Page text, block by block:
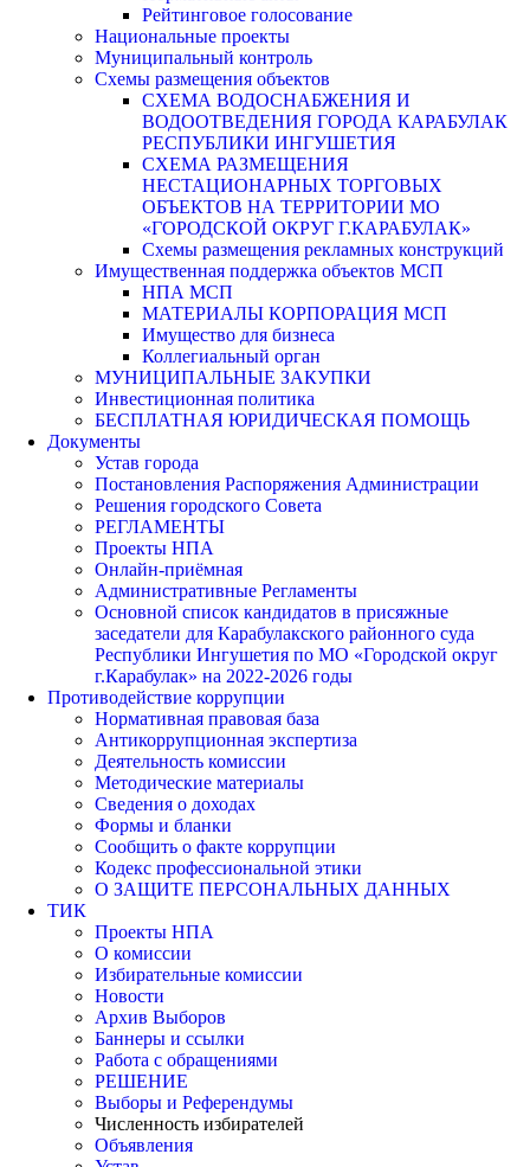
Рейтинговое голосование
Национальные проекты
Муниципальный контроль
Схемы размещения объектов
СХЕМА ВОДОСНАБЖЕНИЯ И
ВОДООТВЕДЕНИЯ ГОРОДА КАРАБУЛАК
РЕСПУБЛИКИ ИНГУШЕТИЯ
СХЕМА РАЗМЕЩЕНИЯ
НЕСТАЦИОНАРНЫХ ТОРГОВЫХ
ОБЪЕКТОВ НА ТЕРРИТОРИИ МО
«ГОРОДСКОЙ ОКРУГ Г.КАРАБУЛАК»
Схемы размещения рекламных конструкций
Имущественная поддержка объектов МСП
НПА МСП
МАТЕРИАЛЫ КОРПОРАЦИЯ МСП
Имущество для бизнеса
Коллегиальный орган
МУНИЦИПАЛЬНЫЕ ЗАКУПКИ
Инвестиционная политика
БЕСПЛАТНАЯ ЮРИДИЧЕСКАЯ ПОМОЩЬ
Документы
Устав города
Постановления Распоряжения Администрации
Решения городского Совета
РЕГЛАМЕНТЫ
Проекты НПА
Онлайн-приёмная
Административные Регламенты
Основной список кандидатов в присяжные
заседатели для Карабулакского районного суда
Республики Ингушетия по МО «Городской округ
г.Карабулак» на 2022-2026 годы
Противодействие коррупции
Нормативная правовая база
Антикоррупционная экспертиза
Деятельность комиссии
Методические материалы
Сведения о доходах
Формы и бланки
Сообщить о факте коррупции
Кодекс профессиональной этики
О ЗАЩИТЕ ПЕРСОНАЛЬНЫХ ДАННЫХ
ТИК
Проекты НПА
О комиссии
Избирательные комиссии
Новости
Архив Выборов
Баннеры и ссылки
Работа с обращениями
РЕШЕНИЕ
Выборы и Референдумы
Численность избирателей
Объявления